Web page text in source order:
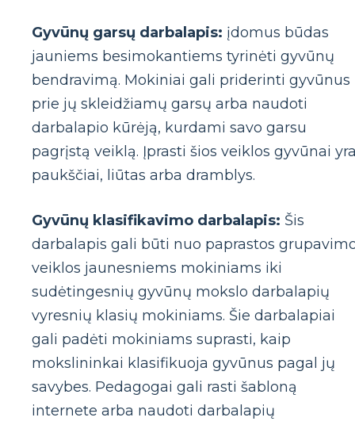
Gyvūnų garsų darbalapis: įdomus būdas
jauniems besimokantiems tyrinėti gyvūnų
bendravimą. Mokiniai gali priderinti gyvūnus
prie jų skleidžiamų garsų arba naudoti
darbalapio kūrėją, kurdami savo garsu
pagrįstą veiklą. Įprasti šios veiklos gyvūnai
paukščiai, liūtas arba dramblys.
Gyvūnų klasifikavimo darbalapis: Šis
darbalapis gali būti nuo paprastos
veiklos jaunesniems mokiniams iki
sudėtingesnių gyvūnų mokslo darbalapių
vyresnių klasių mokiniams. Šie darbalapiai
gali padėti mokiniams suprasti, kaip
mokslininkai klasifikuoja gyvūnus pagal jų
savybes. Pedagogai gali rasti šabloną
internete arba naudoti darbalapių